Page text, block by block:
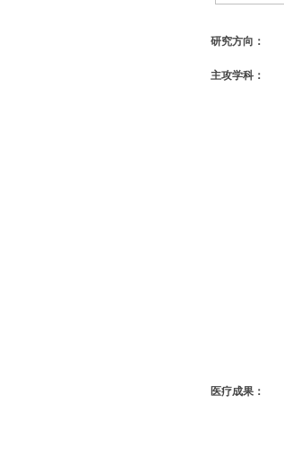
研究方向：
主攻学科：
医疗成果：